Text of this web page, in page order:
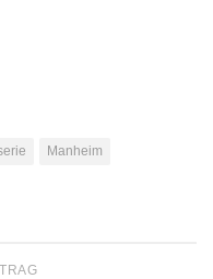
Manheim